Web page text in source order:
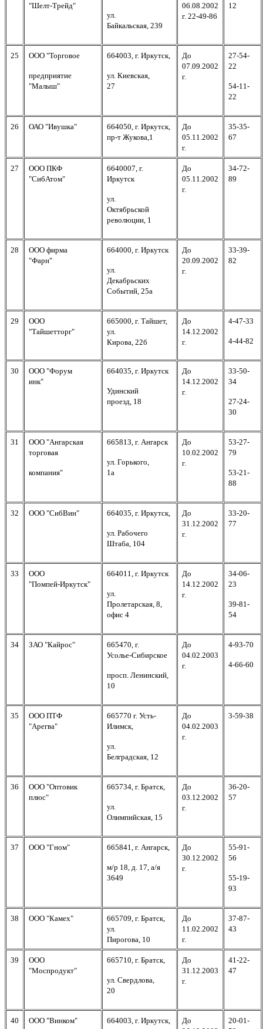
"Шелт-Трейд"
ул.
Байкальская, 239
06.08.2002
г. 22-49-86
12
25 ООО "Торговое
предприятие
"Малыш"
664003, г. Иркутск,
ул. Киевская,
27
До
07.09.2002
г.
27-54-
22
54-11-
22
26 ОАО "Ивушка"
664050, г. Иркутск,
пр-т Жукова,1
До
05.11.2002
г.
35-35-
67
27
ООО ПКФ
"СибАтом"
6640007, г.
Иркутск
ул.
Октябрьской
революции, 1
До
05.11.2002
г.
34-72-
89
28
ООО фирма
"Фарн"
664000, г. Иркутск
ул.
Декабрьских
Событий, 25а
До
20.09.2002
г.
33-39-
82
29
ООО
"Тайшетторг"
665000, г. Тайшет,
ул.
Кирова, 22б
До
14.12.2002
г.
4-47-33
4-44-82
30
ООО "Форум
инк"
664035, г. Иркутск
Удинский
проезд, 18
До
14.12.2002
г.
33-50-
34
27-24-
30
31
ООО "Ангарская
торговая
компания"
665813, г. Ангарск
ул. Горького,
1а
До
10.02.2002
г.
53-27-
79
53-21-
88
32 ООО "СибВин" 664035, г. Иркутск,
ул. Рабочего
Штаба, 104
До
31.12.2002
г.
33-20-
77
33
ООО
"Помпей-Иркутск"
664011, г. Иркутск
ул.
Пролетарская, 8,
офис 4
До
14.12.2002
г.
34-06-
23
39-81-
54
34 ЗАО "Кайрос"
665470, г.
Усолье-Сибирское
просп. Ленинский,
10
До
04.02.2003
г.
4-93-70
4-66-60
35
ООО ПТФ
"Арегва"
665770 г. Усть-
Илимск,
ул.
Белградская, 12
До
04.02.2003
г.
3-59-38
36
ООО "Оптовик
плюс"
665734, г. Братск,
ул.
Олимпийская, 15
До
03.12.2002
г.
36-20-
57
37 ООО "Гном" 665841, г. Ангарск,
м/р 18, д. 17, а/я
3649
До
30.12.2002
г.
55-91-
56
55-19-
93
38 ООО "Камех"
665709, г. Братск,
ул.
Пирогова, 10
До
11.02.2002
г.
37-87-
43
39
ООО
"Моспродукт"
665710, г. Братск,
ул. Свердлова,
20
До
31.12.2003
г.
41-22-
47
40 ООО "Винком" 664003, г. Иркутск,
До
20-01-